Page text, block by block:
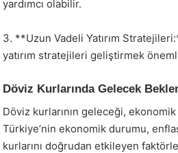
yardımcı olabilir.
3. **Uzun Vadeli Yatırım
yatırım stratejileri geliştirmek
Döviz Kurlarında Gelecek
Döviz kurlarının geleceği,
Türkiye’nin ekonomik durumu,
kurlarını doğrudan etkileyen